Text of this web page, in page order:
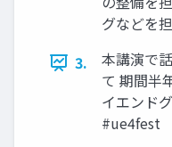
グなどを
3.
本講演で
て 期間半
イエンド
#ue4fest